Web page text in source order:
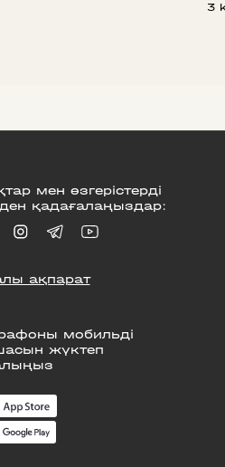
3
мобильді
жүктеп
мен өзгерістерді
қадағалаңыздар:
ақпарат